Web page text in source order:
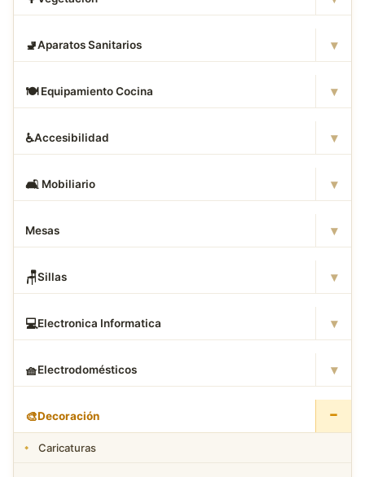
🚽Aparatos Sanitarios ▾
🍽️ Equipamiento Cocina ▾
♿Accesibilidad ▾
🛋 ️ Mobiliario ▾
Mesas ▾
🪑Sillas ▾
💻Electronica Informatica ▾
🧺Electrodomésticos ▾
🎨Decoración −
Caricaturas